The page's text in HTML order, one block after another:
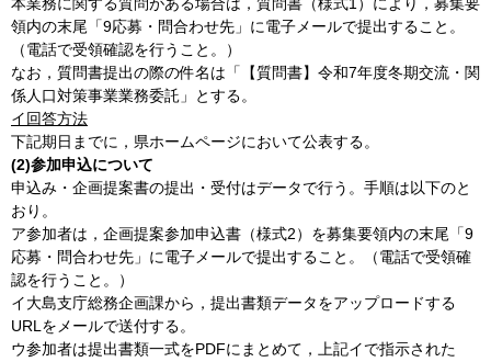
領内の末尾「9応募・問合わせ先」に電子メールで提出すること。
（電話で受領確認を行うこと。）
なお，質問書提出の際の件名は「【質問書】令和7年度冬期交流・関
係人口対策事業業務委託」とする。
イ回答方法
下記期日までに，県ホームページにおいて公表する。
(2)参加申込について
申込み・企画提案書の提出・受付はデータで行う。手順は以下のと
おり。
ア参加者は，企画提案参加申込書（様式2）を募集要領内の末尾「9
応募・問合わせ先」に電子メールで提出すること。（電話で受領確
認を行うこと。）
イ大島支庁総務企画課から，提出書類データをアップロードする
URLをメールで送付する。
ウ参加者は提出書類一式をPDFにまとめて，上記イで指示された